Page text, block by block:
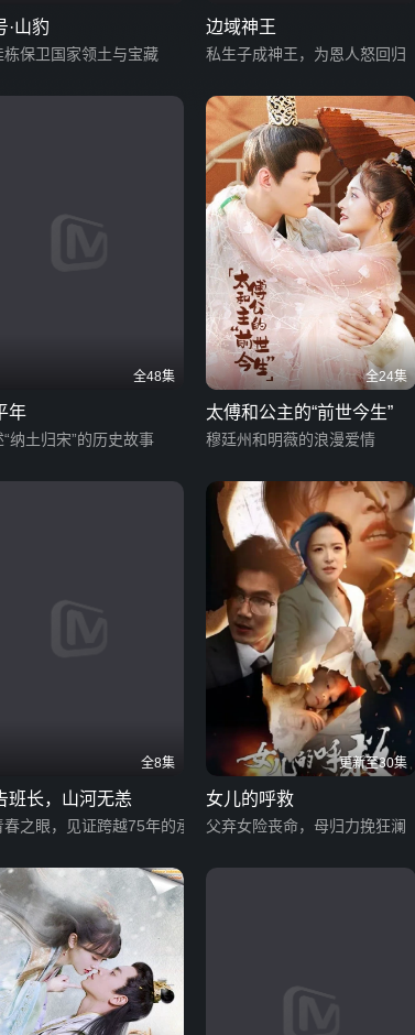
·山豹
栋保卫国家领土与宝藏
边域神王
私生子成神王，为恩人怒回归
全48集
年
“纳土归宋”的历史故事
全24集
太傅和公主的“前世今生”
穆廷州和明薇的浪漫爱情
全8集
班长，山河无恙
春之眼，见证跨越75年的承诺
更新至30集
女儿的呼救
父弃女险丧命，母归力挽狂澜